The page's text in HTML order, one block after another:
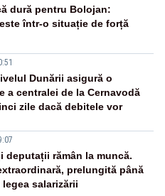
dură pentru Bolojan:
într-o situație de forță
Dunării asigură o
a centralei de la Cernavodă
zile dacă debitele vor
deputații rămân la muncă.
prelungită până
salarizării